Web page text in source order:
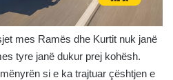
mes Ramës dhe Kurtit nuk janë
tyre janë dukur prej kohësh.
si e ka trajtuar çështjen e